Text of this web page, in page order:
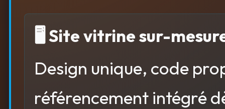
🖥 Site vitrine sur-
Design unique, code
référencement intégré